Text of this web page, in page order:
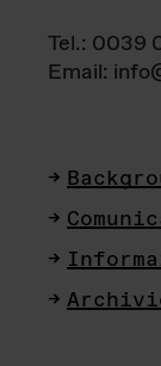
Tel.: 0039
Email: